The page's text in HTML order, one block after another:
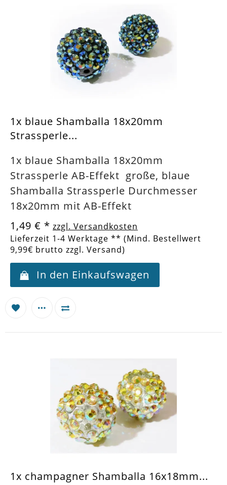
1x blaue Shamballa 18x20mm
Strassperle...
1x blaue Shamballa 18x20mm
Strassperle AB-Effekt große, blaue
Shamballa Strassperle Durchmesser
18x20mm mit AB-Effekt
1,49 € * zzgl. Versandkosten
Lieferzeit 1-4 Werktage ** (Mind. Bestellwert
9,99€ brutto zzgl. Versand)
In den Einkaufswagen
1x champagner Shamballa 16x18mm...